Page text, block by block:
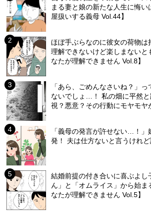
まる妻と娘の新たな人生に悔い
屋扱いする義母 Vol.44】
ほぼ手ぶらなのに彼女の荷物は
理解できないけど楽しまないと
なたが理解できません Vol.8】
「あら、ごめんなさいね？」
ないでしょ…！ 私の畑に平然
視？悪意？その行動にモヤモヤ
「義母の発言が許せない…！」
発！ 夫は仕方ないと言うけれ
結婚前提の付き合いに喜ぶよ
ん」と「オムライス」から始ま
なたが理解できません Vol.5】